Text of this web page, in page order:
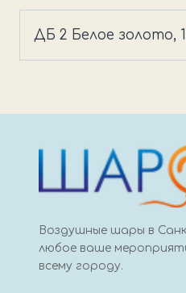
2
ДБ 2 Белое золото,
Воздушные шары в
любое ваше
всему городу.